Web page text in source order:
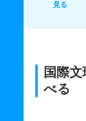
見る
国際
べる